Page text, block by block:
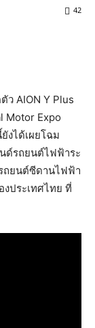
42
ว AION Y Plus
Motor Expo
งได้เผยโฉม
ด์รถยนต์ไฟฟ้าระ
รถยนต์ซีดานไฟฟ้า
ประเทศไทย ที่